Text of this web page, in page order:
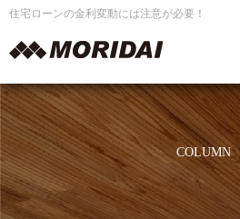
住宅ローンの金利変動には注意が必要！
COLUMN